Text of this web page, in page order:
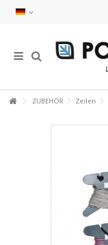
ZUBEHÖR Zeilen